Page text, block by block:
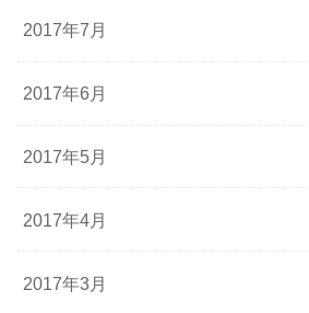
2017年7月
2017年6月
2017年5月
2017年4月
2017年3月